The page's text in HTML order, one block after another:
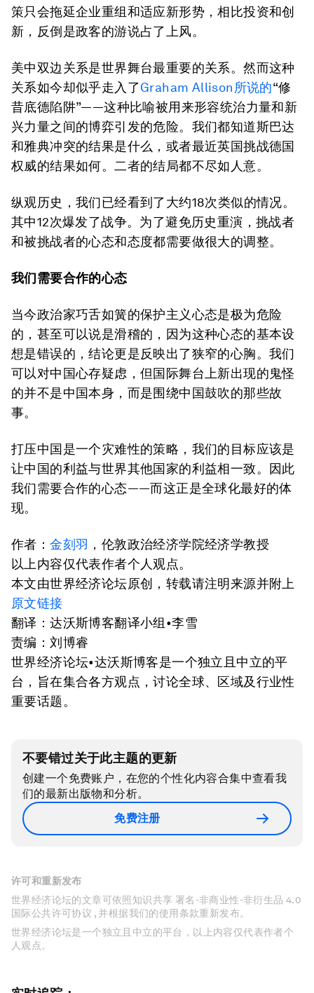
策只会拖延企业重组和适应新形势，相比投资和创
新，反倒是政客的游说占了上风。
美中双边关系是世界舞台最重要的关系。然而这种
关系如今却似乎走入了Graham Allison所说的“修
昔底德陷阱”——这种比喻被用来形容统治力量和新
兴力量之间的博弈引发的危险。我们都知道斯巴达
和雅典冲突的结果是什么，或者最近英国挑战德国
权威的结果如何。二者的结局都不尽如人意。
纵观历史，我们已经看到了大约18次类似的情况。
其中12次爆发了战争。为了避免历史重演，挑战者
和被挑战者的心态和态度都需要做很大的调整。
我们需要合作的心态
当今政治家巧舌如簧的保护主义心态是极为危险
的，甚至可以说是滑稽的，因为这种心态的基本设
想是错误的，结论更是反映出了狭窄的心胸。我们
可以对中国心存疑虑，但国际舞台上新出现的鬼怪
的并不是中国本身，而是围绕中国鼓吹的那些故
事。
打压中国是一个灾难性的策略，我们的目标应该是
让中国的利益与世界其他国家的利益相一致。因此
我们需要合作的心态——而这正是全球化最好的体
现。
作者：金刻羽 ，伦敦政治经济学院经济学教授
以上内容仅代表作者个人观点。
本文由世界经济论坛原创，转载请注明来源并附上
原文链接
翻译：达沃斯博客翻译小组•李雪
责编：刘博睿
世界经济论坛•达沃斯博客是一个独立且中立的平
台，旨在集合各方观点，讨论全球、区域及行业性
重要话题。
不要错过关于此主题的更新
创建一个免费账户，在您的个性化内容合集中查看我
们的最新出版物和分析。
免费注册
许可和重新发布
世界经济论坛的文章可依照知识共享 署名-非商业性-非衍生品 4.0
国际公共许可协议 , 并根据我们的使用条款重新发布。
世界经济论坛是一个独立且中立的平台，以上内容仅代表作者个
人观点。